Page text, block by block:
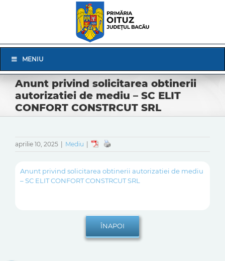
Navigation
MENIU
Anunt privind solicitarea obtinerii
autorizatiei de mediu – SC ELIT
CONFORT CONSTRCUT SRL
aprilie 10, 2025 Mediu
Anunt privind solicitarea obtinerii autorizatiei de mediu
– SC ELIT CONFORT CONSTRCUT SRL